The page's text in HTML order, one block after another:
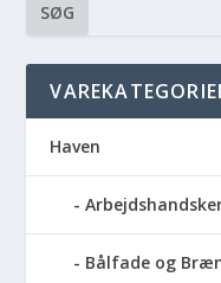
SØG
Haven
Bålfade og